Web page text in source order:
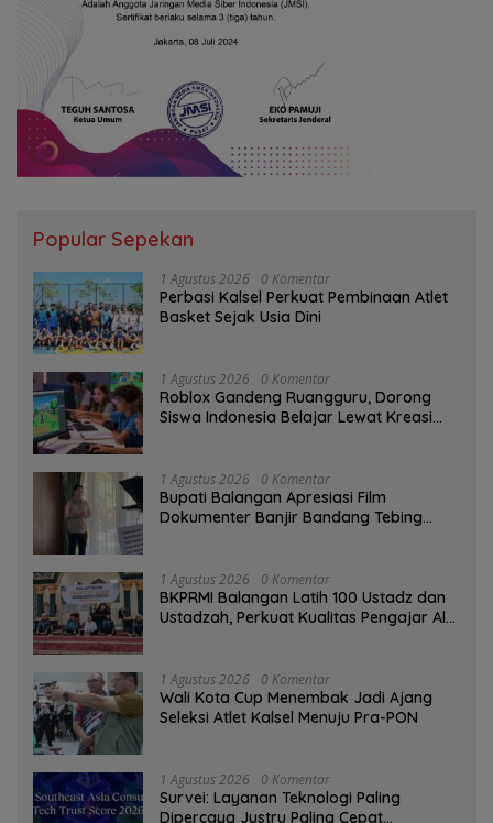
Popular Sepekan
1 Agustus 2026 0 Komentar
Perbasi Kalsel Perkuat Pembinaan Atlet
Basket Sejak Usia Dini
1 Agustus 2026 0 Komentar
Roblox Gandeng Ruangguru, Dorong
Siswa Indonesia Belajar Lewat Kreasi
1 Agustus 2026 0 Komentar
Bupati Balangan Apresiasi Film
Dokumenter Banjir Bandang Tebing
1 Agustus 2026 0 Komentar
BKPRMI Balangan Latih 100 Ustadz dan
Ustadzah, Perkuat Kualitas Pengajar Al-
1 Agustus 2026 0 Komentar
Wali Kota Cup Menembak Jadi Ajang
Seleksi Atlet Kalsel Menuju Pra-PON
1 Agustus 2026 0 Komentar
Survei: Layanan Teknologi Paling
Dipercaya Justru Paling Cepat